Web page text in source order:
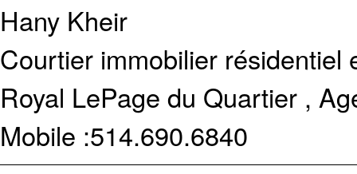
Hany Kheir
Courtier immobilier résidentiel
Royal LePage du Quartier ,
Mobile :514.690.6840